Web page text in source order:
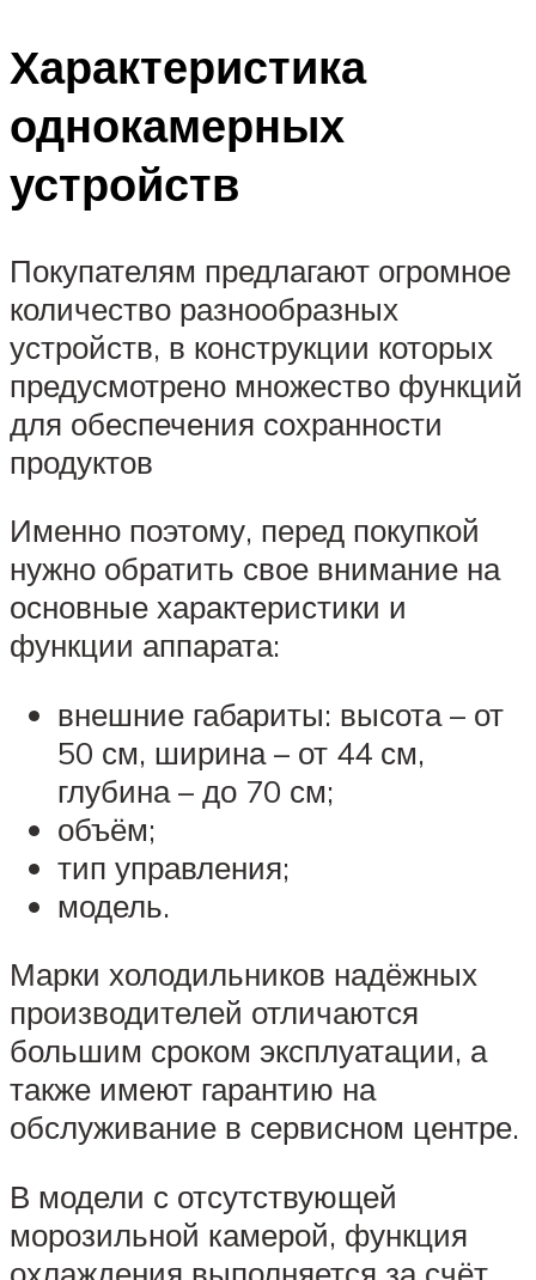
Характеристика
однокамерных
устройств
Покупателям предлагают огромное
количество разнообразных
устройств, в конструкции которых
предусмотрено множество функций
для обеспечения сохранности
продуктов
Именно поэтому, перед покупкой
нужно обратить свое внимание на
основные характеристики и
функции аппарата:
внешние габариты: высота – от
50 см, ширина – от 44 см,
глубина – до 70 см;
объём;
тип управления;
модель.
Марки холодильников надёжных
производителей отличаются
большим сроком эксплуатации, а
также имеют гарантию на
обслуживание в сервисном центре.
В модели с отсутствующей
морозильной камерой, функция